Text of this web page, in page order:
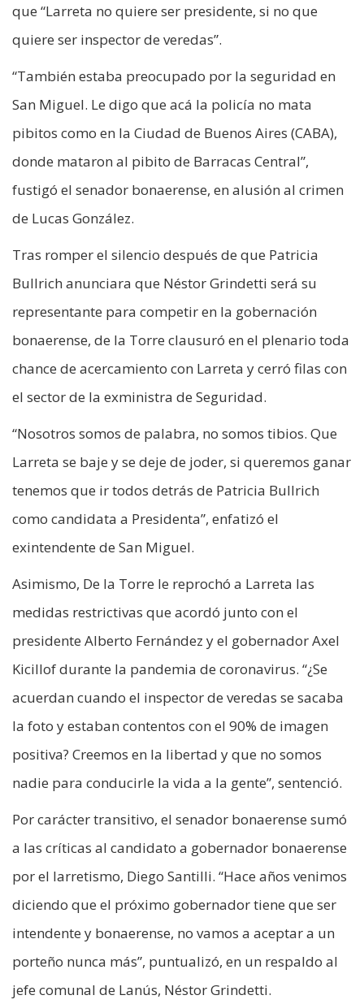
que “Larreta no quiere ser presidente, si no que
quiere ser inspector de veredas”.
“También estaba preocupado por la seguridad en
San Miguel. Le digo que acá la policía no mata
pibitos como en la Ciudad de Buenos Aires (CABA),
donde mataron al pibito de Barracas Central”,
fustigó el senador bonaerense, en alusión al crimen
de Lucas González.
Tras romper el silencio después de que Patricia
Bullrich anunciara que Néstor Grindetti será su
representante para competir en la gobernación
bonaerense, de la Torre clausuró en el plenario toda
chance de acercamiento con Larreta y cerró filas con
el sector de la exministra de Seguridad.
“Nosotros somos de palabra, no somos tibios. Que
Larreta se baje y se deje de joder, si queremos ganar
tenemos que ir todos detrás de Patricia Bullrich
como candidata a Presidenta”, enfatizó el
exintendente de San Miguel.
Asimismo, De la Torre le reprochó a Larreta las
medidas restrictivas que acordó junto con el
presidente Alberto Fernández y el gobernador Axel
Kicillof durante la pandemia de coronavirus. “¿Se
acuerdan cuando el inspector de veredas se sacaba
la foto y estaban contentos con el 90% de imagen
positiva? Creemos en la libertad y que no somos
nadie para conducirle la vida a la gente”, sentenció.
Por carácter transitivo, el senador bonaerense sumó
a las críticas al candidato a gobernador bonaerense
por el larretismo, Diego Santilli. “Hace años venimos
diciendo que el próximo gobernador tiene que ser
intendente y bonaerense, no vamos a aceptar a un
porteño nunca más”, puntualizó, en un respaldo al
jefe comunal de Lanús, Néstor Grindetti.